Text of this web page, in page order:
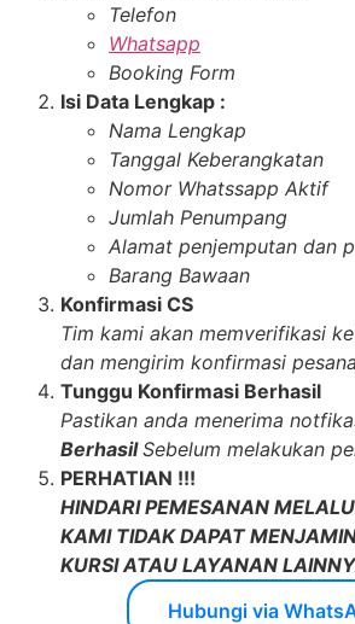
Telefon
Whatsapp
Booking Form
Isi Data Lengkap :
Nama Lengkap
Tanggal Keberangkatan
Nomor Whatssapp Aktif
Jumlah Penumpang
Alamat penjemputan dan
Barang Bawaan
Konfirmasi CS
Tim kami akan memverifikasi
dan mengirim konfirmasi
Tunggu Konfirmasi Berhasil
Pastikan anda menerima
BerhasilSebelum melakukan
PERHATIAN !!!
HINDARI PEMESANAN
KAMI TIDAK DAPAT
KURSI ATAU LAYANAN
Hubungi via